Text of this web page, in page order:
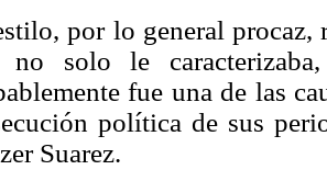
por lo general procaz,
no solo le
fue una de las
política de sus
Suarez.